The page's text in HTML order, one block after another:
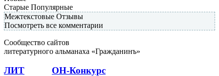
Старые Популярные
Межтекстовые Отзывы
Посмотреть все комментарии
Сообщество сайтов
литературного альманаха «Гражданинъ»
ЛИТ ОН-Конкурс